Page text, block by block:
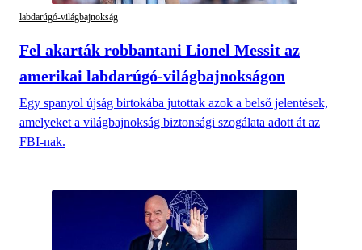
labdarúgó-világbajnokság
Fel akarták robbantani Lionel Messit az
amerikai labdarúgó-világbajnokságon
Egy spanyol újság birtokába jutottak azok a belső jelentések,
amelyeket a világbajnokság biztonsági szogálata adott át az
FBI-nak.